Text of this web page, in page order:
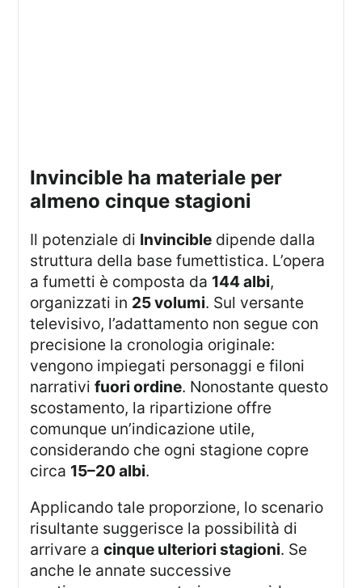
invincible ha materiale per
almeno cinque stagioni
Il potenziale di Invincible dipende dalla
struttura della base fumettistica. L’opera
a fumetti è composta da 144 albi,
organizzati in 25 volumi. Sul versante
televisivo, l’adattamento non segue con
precisione la cronologia originale:
vengono impiegati personaggi e filoni
narrativifuori ordine. Nonostante questo
scostamento, la ripartizione offre
comunque un’indicazione utile,
considerando che ogni stagione copre
circa 15–20 albi.
Applicando tale proporzione, lo scenario
risultante suggerisce la possibilità di
arrivare acinque ulteriori stagioni. Se
anche le annate successive